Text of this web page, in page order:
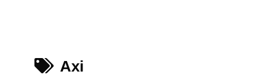
Axi